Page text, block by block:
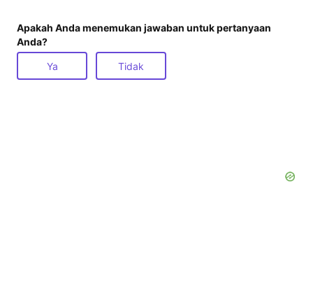
Apakah Anda menemukan jawaban untuk pertanyaan
Anda?
Ya Tidak